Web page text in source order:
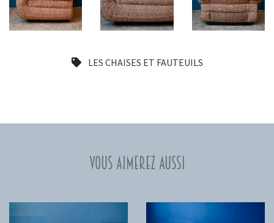
LES CHAISES ET FAUTEUILS
Vous aimerez aussi